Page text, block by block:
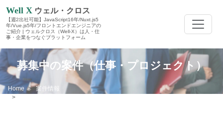
Well X ウェル・クロス
【週2出社可能】JavaScript16年/Nuxt.js5
年/Vue.js5年/フロントエンドエンジニアの
ご紹介 | ウェルクロス（Well-X）は人・仕
事・企業をつなぐプラットフォーム
Home
案件情報
募集中の案件（仕事・プロジェクト）